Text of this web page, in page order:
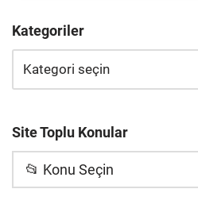
Kategoriler
Site Toplu Konular
📂 Konu Seçin